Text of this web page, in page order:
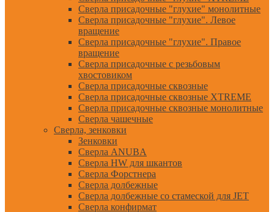
Сверла присадочные "глухие" монолитные
Сверла присадочные "глухие". Левое
вращение
Сверла присадочные "глухие". Правое
вращение
Сверла присадочные с резьбовым
хвостовиком
Сверла присадочные сквозные
Сверла присадочные сквозные XTREME
Сверла присадочные сквозные монолитные
Сверла чашечные
Сверла, зенковки
Зенковки
Сверла ANUBA
Сверла HW для шкантов
Сверла Форстнера
Сверла долбежные
Сверла долбежные со стамеской для JET
Сверла конфирмат